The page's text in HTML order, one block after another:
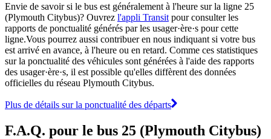
Envie de savoir si le bus est généralement à l'heure sur la ligne 25
(Plymouth Citybus)? Ouvrez l'appli Transit pour consulter les
rapports de ponctualité générés par les usager·ère·s pour cette
ligne.Vous pourrez aussi contribuer en nous indiquant si votre bus
est arrivé en avance, à l'heure ou en retard. Comme ces statistiques
sur la ponctualité des véhicules sont générées à l'aide des rapports
des usager·ère·s, il est possible qu'elles diffèrent des données
officielles du réseau Plymouth Citybus.
Plus de détails sur la ponctualité des départs
F.A.Q. pour le bus 25 (Plymouth Citybus)